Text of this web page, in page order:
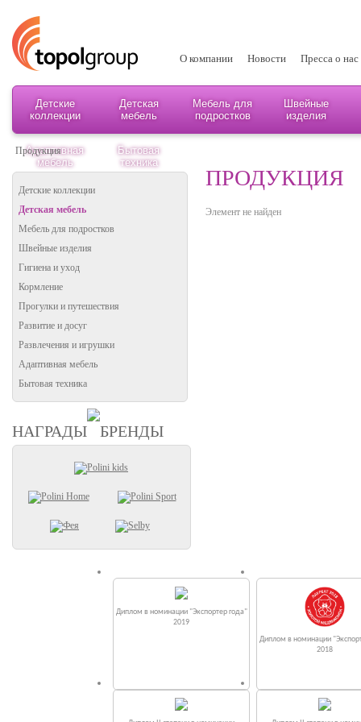
О компании Новости Пресса о нас
Детские
коллекции
Детская
мебель
Мебель для
подростков
Швейные
изделия
Адаптивная
мебель
Бытовая
техника
Продукция
Детские коллекции
Детская мебель
Мебель для подростков
Швейные изделия
Гигиена и уход
Кормление
Прогулки и путешествия
Развитие и досуг
Развлечения и игрушки
Адаптивная мебель
Бытовая техника
НАГРАДЫ БРЕНДЫ
ПРОДУКЦИЯ
Элемент не найден
Диплом в номинации "Экспортер года"
2019
Диплом в номинации
2018